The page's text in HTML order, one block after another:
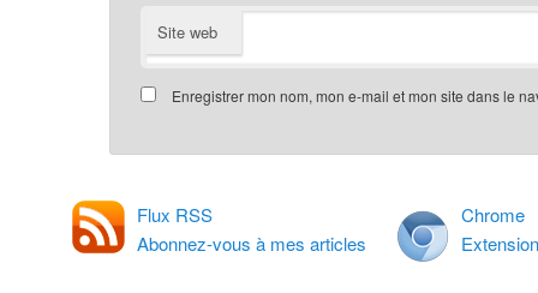
Site web
Enregistrer mon nom, mon e-mail et mon site dans le
Flux RSS
Abonnez-vous à mes articles
Chrome